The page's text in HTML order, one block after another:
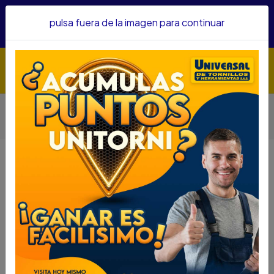
confianza&nbsp;Recibe un KIT PARRILLERO por compras
Inicio Herramientas
Herramienta Manual
Otras Herramientas Manuales
MACHUELOS NF WIN 1/2 16-01019
MACHUELOS NF WIN 1/2 16-01019
MACHUELOS NF WIN 1/2 16-01019
SKU...66840040
DESCRIPCION...
pulsa fuera de la imagen para continuar